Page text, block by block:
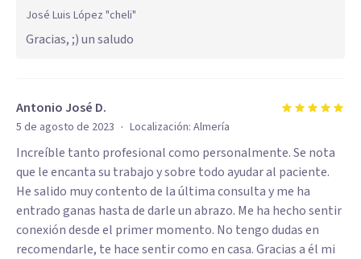
José Luis López "cheli"
Gracias, ;) un saludo
Antonio José D.
5 de agosto de 2023 · Localización: Almería
Increíble tanto profesional como personalmente. Se nota
que le encanta su trabajo y sobre todo ayudar al paciente.
He salido muy contento de la última consulta y me ha
entrado ganas hasta de darle un abrazo. Me ha hecho sentir
conexión desde el primer momento. No tengo dudas en
recomendarle, te hace sentir como en casa. Gracias a él mi